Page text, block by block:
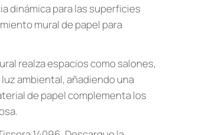
dinámica para las superficies
mural de papel para
realza espacios como salones,
ambiental, añadiendo una
de papel complementa los